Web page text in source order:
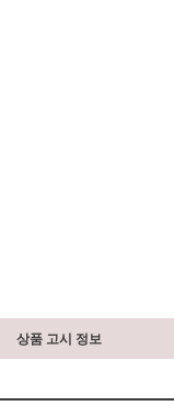
상품 고시 정보